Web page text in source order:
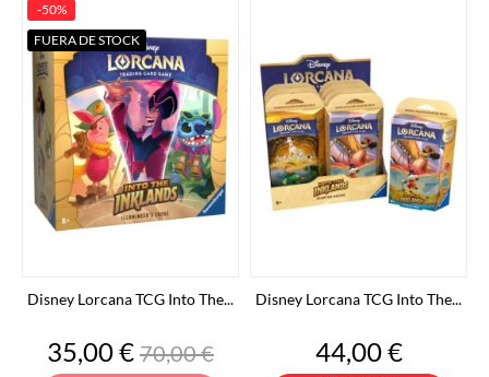
Disney Lorcana TCG Into The...
Precio
35,00 €Precio
70,00 €
-50%
FUERA DE STOCK
Disney Lorcana TCG Into The...
Precio
44,00 €